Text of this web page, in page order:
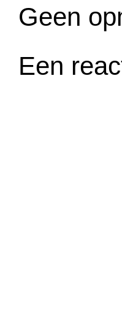
Geen
Een